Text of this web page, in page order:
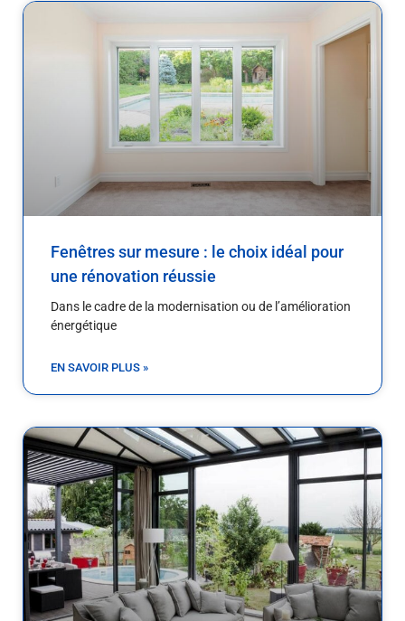
Fenêtres sur mesure : le choix idéal pour
une rénovation réussie
Dans le cadre de la modernisation ou de l’amélioration
énergétique
EN SAVOIR PLUS »